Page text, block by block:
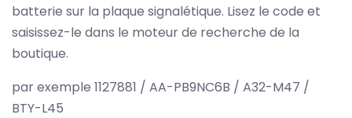
batterie sur la plaque signalétique. Lisez le code et
saisissez-le dans le moteur de recherche de la
boutique.
par exemple 1127881 / AA-PB9NC6B / A32-M47 /
BTY-L45